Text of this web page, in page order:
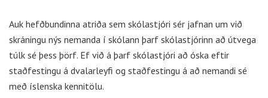
Auk hefðbundinna atriða sem skólastjóri sér jafnan um við
skráningu nýs nemanda í skólann þarf skólastjórinn að útvega
túlk sé þess þörf. Ef við á þarf skólastjóri að óska eftir
staðfestingu á dvalarleyfi og staðfestingu á að nemandi sé
með íslenska kennitölu.